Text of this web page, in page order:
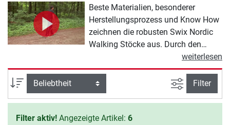
Beste Materialien, besonderer
Herstellungsprozess und Know How
zeichnen die robusten Swix Nordic
Walking Stöcke aus. Durch den
Carbon-Schaft sind die Swix Nordic
Walking Stöcke besonders leicht. Der
angenehme Naturkork-Griff, die
bequeme JustClick Schlaufe und die
praktische Twist & Go Spitze
machen die Swix Stöcke zu einem
weiterlesen
Sortierung Ansicht
Filter
Filter aktiv! Angezeigte Artikel: 6